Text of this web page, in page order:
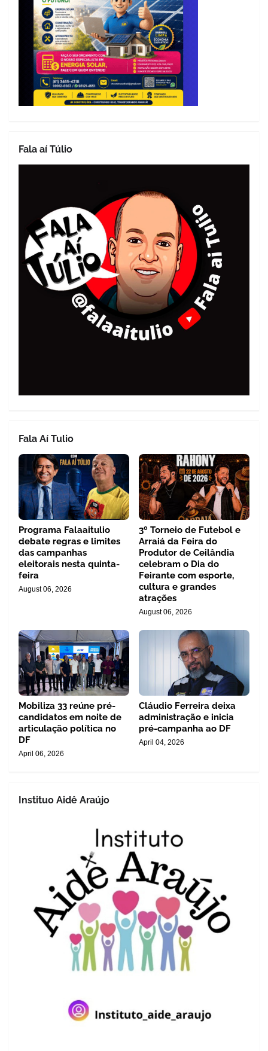
Fala aí Túlio
Fala Aí Tulio
Programa Falaaitulio
debate regras e limites
das campanhas
eleitorais nesta quinta-
feira
August 06, 2026
3º Torneio de Futebol e
Arraiá da Feira do
Produtor de Ceilândia
celebram o Dia do
Feirante com esporte,
cultura e grandes
atrações
August 06, 2026
Mobiliza 33 reúne pré-
candidatos em noite de
articulação política no
DF
April 06, 2026
Cláudio Ferreira deixa
administração e inicia
pré-campanha ao DF
April 04, 2026
Instituo Aidê Araújo